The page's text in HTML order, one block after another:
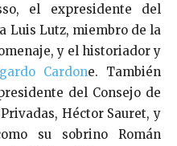
el expresidente del
Luis Lutz, miembro de la
y el historiador y
Cardone. También
del Consejo de
Héctor Sauret, y
su sobrino Román